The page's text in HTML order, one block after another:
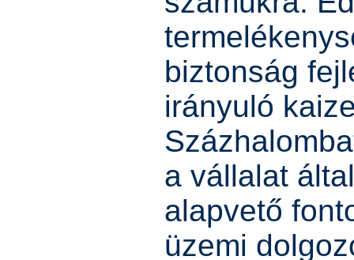
biztonság
irányuló
a vállalat
alapvető
üzemi